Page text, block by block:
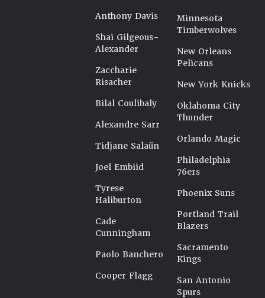
Anthony Davis
Shai Gilgeous-
Alexander
Zaccharie
Risacher
Bilal Coulibaly
Alexandre Sarr
Tidjane Salaün
Joel Embiid
Tyrese
Haliburton
Cade
Cunningham
Paolo Banchero
Cooper Flagg
Minnesota
Timberwolves
New Orleans
Pelicans
New York Knicks
Oklahoma City
Thunder
Orlando Magic
Philadelphia
76ers
Phoenix Suns
Portland Trail
Blazers
Sacramento
Kings
San Antonio
Spurs